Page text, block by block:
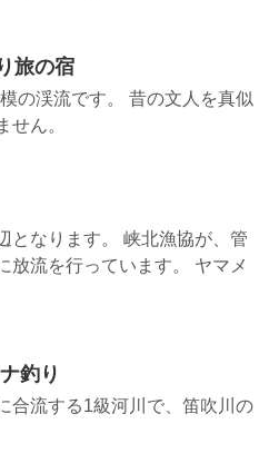
旅の宿
の渓流です。 昔の文人を真似
ん。
となります。 峡北漁協が、管
放流を行っています。 ヤマメ
釣り
合流する1級河川で、笛吹川の